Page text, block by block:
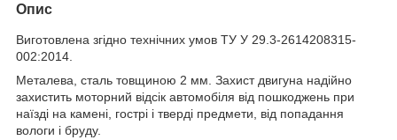
Опис
Виготовлена згідно технічних умов ТУ У 29.3-2614208315-
002:2014.
Металева, сталь товщиною 2 мм. Захист двигуна надійно
захистить моторний відсік автомобіля від пошкоджень при
наїзді на камені, гострі і тверді предмети, від попадання
вологи і бруду.